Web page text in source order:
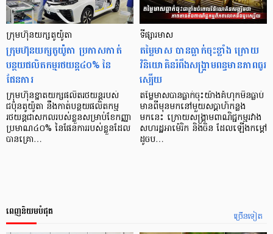
ក្រុមហ៊ុនយក្សតូយ៉ូតា
ក្រុមហ៊ុនយក្សតូយ៉ូតា ប្រកាសកាត់
បន្ថយផលិតកម្មរថយន្ដ៤០% នៃ
ផែនការ
ក្រុមហ៊ុនខ្នាតយក្សផលិតរថយន្ដរបស់
ជប៉ុនតូយ៉ូតា នឹងកាត់បន្ថយផលិតកម្ម
រថយន្ដជាសកលរបស់ខ្លួនសម្រាប់ខែកញ្ញា
ប្រមាណ៤០% នៃផែនការរបស់ខ្លួនដែល
បានគ្រោ…
ទីផ្សារមាស
តម្លៃមាស បានធ្លាក់ចុះខ្លាំង ក្រោយ
វិនិយោគិនរំពឹងសង្គ្រាមពន្ធមានភាពធូរ
ស្បើយ
តម្លៃមាសបានធ្លាក់ចុះយ៉ាងគំហុកមិនធ្លាប់
មានពីមុនមកនៅមួយសប្តាហ៍កន្លង
មកនេះ ក្រោយសង្គ្រាមពាណិជ្ជកម្មរវាង
សហរដ្ឋអាម៉េរិក និងចិន ដែលឡើងកម្តៅ
ដូចប…
ច្រើនទៀត
ពេញនិយមបំផុត